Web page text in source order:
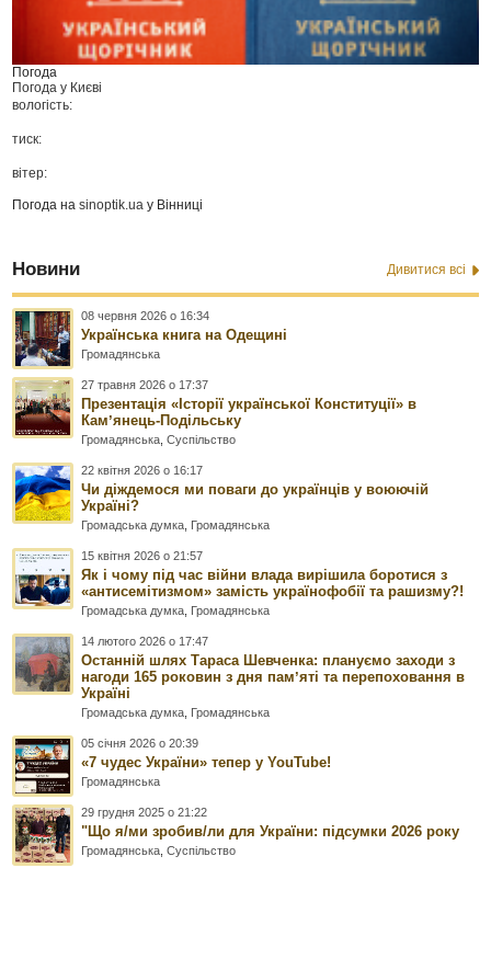
Погода
Погода у Києві
вологість:
тиск:
вітер:
Погода наsinoptik.ua у Вінниці
Новини Дивитися всі
08 червня 2026 о 16:34
Українська книга на Одещині
Громадянська
27 травня 2026 о 17:37
Презентація «Історії української Конституції» в
Камʼянець-Подільську
Громадянська ,Суспільство
22 квітня 2026 о 16:17
Чи діждемося ми поваги до українців у воюючій
Україні?
Громадська думка Громадянська
15 квітня 2026 о 21:57
Як і чому під час війни влада вирішила боротися з
«антисемітизмом» замість українофобії та рашизму?!
Громадська думка Громадянська
14 лютого 2026 о 17:47
Останній шлях Тараса Шевченка: плануємо заходи з
нагоди 165 роковин з дня памʼяті та перепоховання в
Україні
Громадська думка Громадянська
05 січня 2026 о 20:39
«7 чудес України» тепер у YouTube!
Громадянська
29 грудня 2025 о 21:22
"Що я/ми зробив/ли для України: підсумки 2026 року
Громадянська ,Суспільство